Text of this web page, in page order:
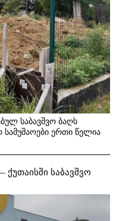
საბავშვო ბაღს
სამუშაოები ერთი წელია
საბავშვო